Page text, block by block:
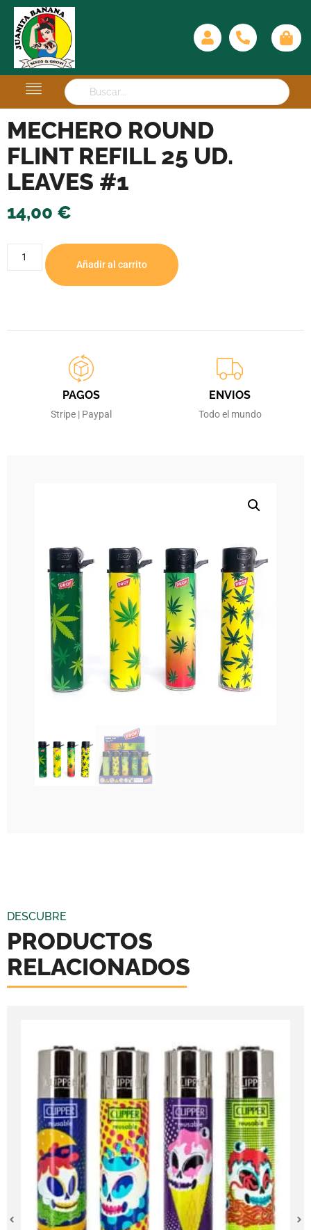
MECHERO ROUND
FLINT REFILL 25 UD.
LEAVES #1
14,00 €
Añadir al carrito
PAGOS
Stripe | Paypal
ENVIOS
Todo el mundo
DESCUBRE
PRODUCTOS
RELACIONADOS